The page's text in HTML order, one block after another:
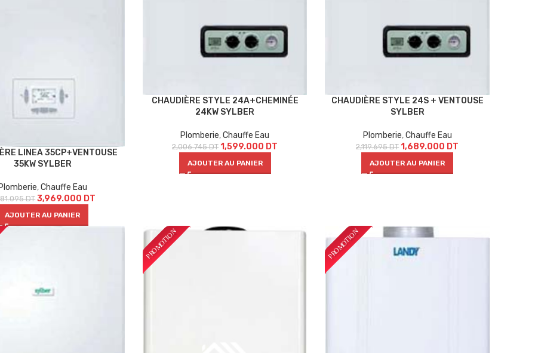
LINEA 35CP+VENTOUSE
35KW SYLBER
,Chauffe Eau
DT 3,969.000 DT
AJOUTER AU PANIER
CHAUDIÈRE STYLE 24A+CHEMINÉE
24KW SYLBER
Plomberie,Chauffe Eau
2,006.745DT 1,599.000 DT
AJOUTER AU PANIER
CHAUDIÈRE STYLE 24S + VENTOUSE
SYLBER
Plomberie,Chauffe Eau
2,119.695DT 1,689.000 DT
AJOUTER AU PANIER